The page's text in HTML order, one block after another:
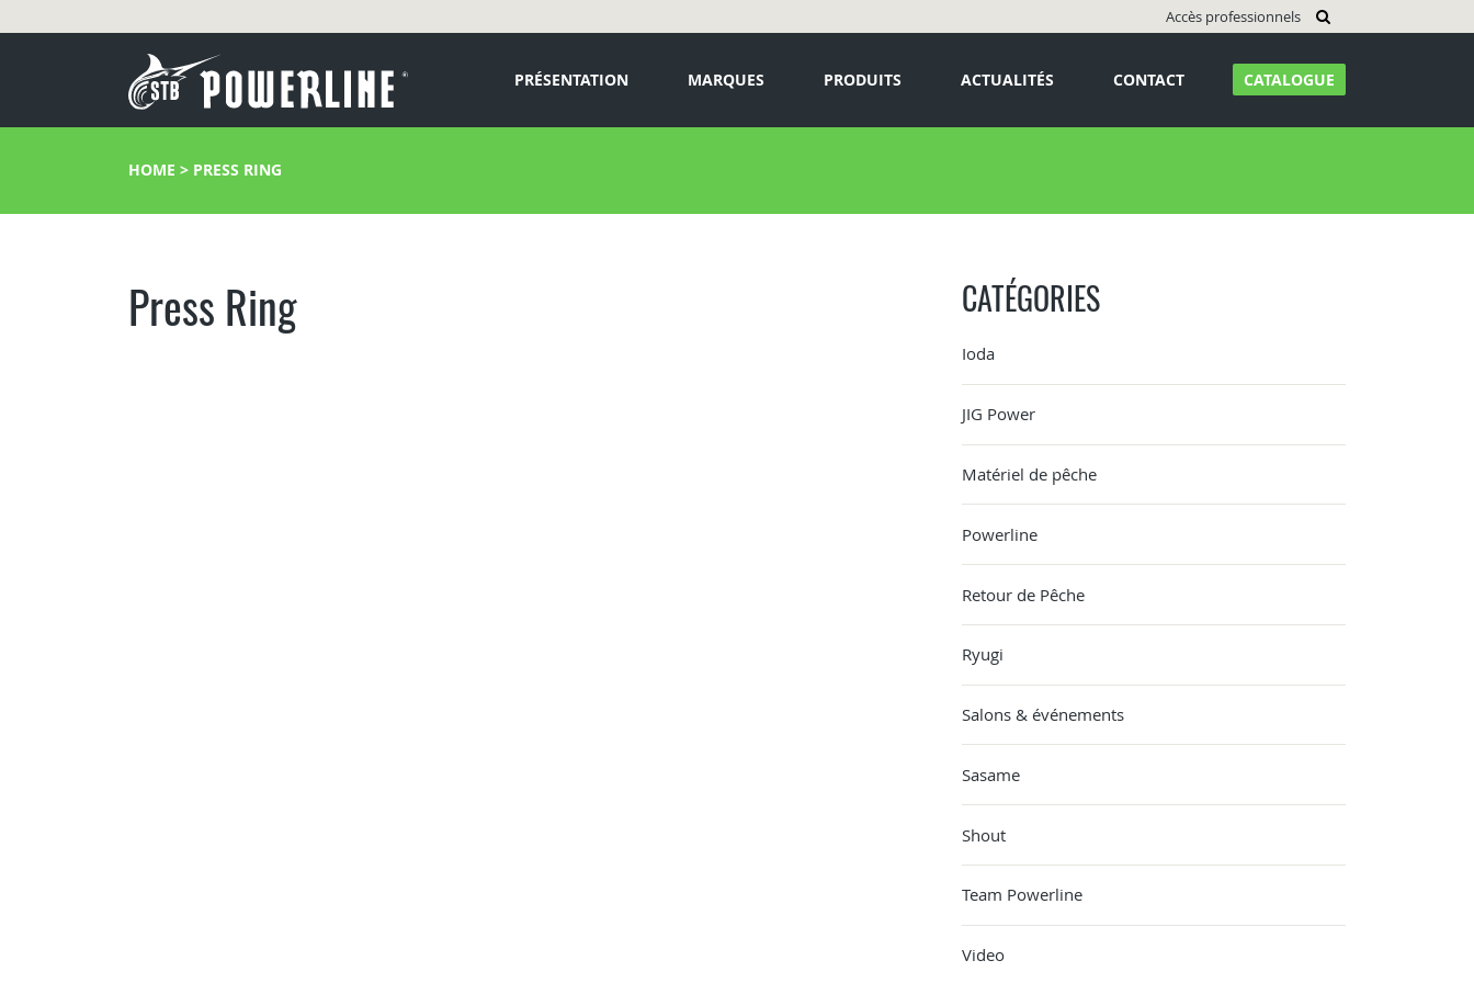
Accès professionnels
PRÉSENTATION MARQUES PRODUITS ACTUALITÉS CONTACT CATALOGUE
HOME > PRESS RING
Press Ring CATÉGORIES
Ioda
JIG Power
Matériel de pêche
Powerline
Retour de Pêche
Ryugi
Salons & événements
Sasame
Shout
Team Powerline
Video